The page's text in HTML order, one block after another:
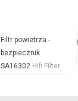
Filtr powietrza -
bezpiecznik
SA16302 Hifi Filter